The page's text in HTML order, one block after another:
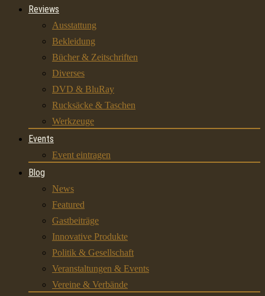
Reviews
Ausstattung
Bekleidung
Bücher & Zeitschriften
Diverses
DVD & BluRay
Rucksäcke & Taschen
Werkzeuge
Events
Event eintragen
Blog
News
Featured
Gastbeiträge
Innovative Produkte
Politik & Gesellschaft
Veranstaltungen & Events
Vereine & Verbände